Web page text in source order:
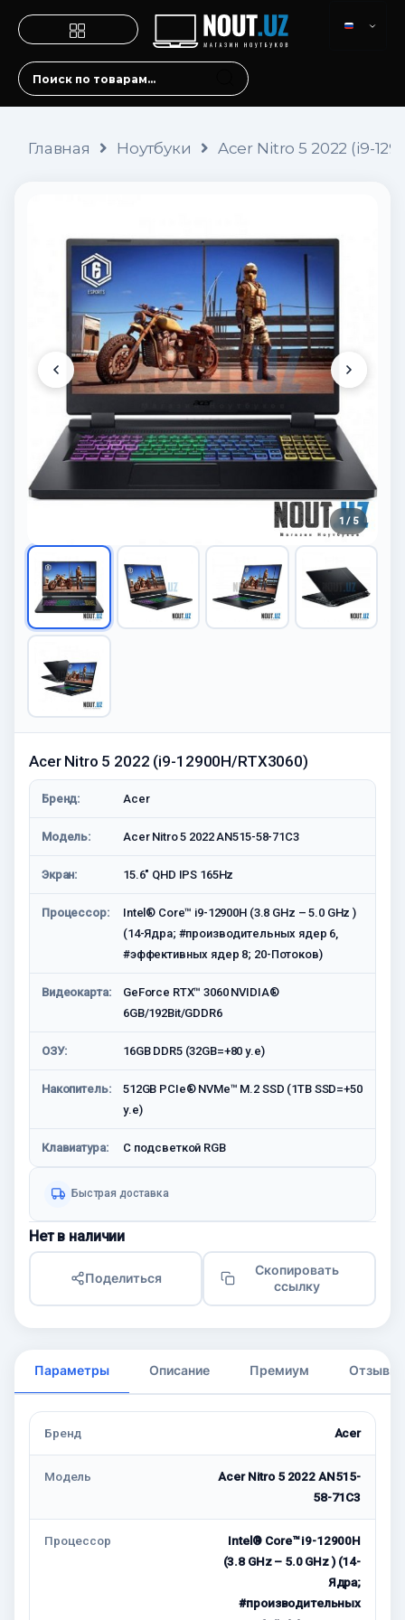
Главная Ноутбуки Acer Nitro 5 2022 (i9-
1 / 5
Acer Nitro 5 2022 (i9-12900H/RTX3060)
Бренд: Acer
Модель: Acer Nitro 5 2022 AN515-58-71C3
Экран: 15.6" QHD IPS 165Hz
Процессор:
Intel® Core™ i9-12900H (3.8 GHz – 5.0 GHz )
(14-Ядра; #производительных ядер 6,
#эффективных ядер 8; 20-Потоков)
Видеокарта:
GeForce RTX™ 3060 NVIDIA®
6GB/192Bit/GDDR6
ОЗУ: 16GB DDR5 (32GB=+80 у.е)
Накопитель:
512GB PCIe® NVMe™ M.2 SSD (1TB SSD=+50
у.е)
Клавиатура: С подсветкой RGB
Быстрая доставка
Нет в наличии
Поделиться
Скопировать
ссылку
Параметры Описание Премиум Отзывы
Бренд Acer
Модель
Acer Nitro 5 2022 AN515-
58-71C3
Процессор
Intel® Core™ i9-12900H
(3.8 GHz – 5.0 GHz ) (14-
Ядра;
#производительных